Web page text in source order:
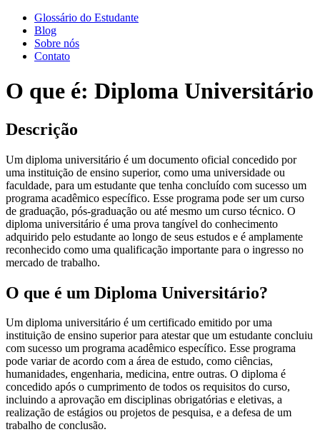
Glossário do Estudante
Blog
Sobre nós
Contato
O que é: Diploma Universitário
Descrição
Um diploma universitário é um documento oficial concedido por
uma instituição de ensino superior, como uma universidade ou
faculdade, para um estudante que tenha concluído com sucesso um
programa acadêmico específico. Esse programa pode ser um curso
de graduação, pós-graduação ou até mesmo um curso técnico. O
diploma universitário é uma prova tangível do conhecimento
adquirido pelo estudante ao longo de seus estudos e é amplamente
reconhecido como uma qualificação importante para o ingresso no
mercado de trabalho.
O que é um Diploma Universitário?
Um diploma universitário é um certificado emitido por uma
instituição de ensino superior para atestar que um estudante concluiu
com sucesso um programa acadêmico específico. Esse programa
pode variar de acordo com a área de estudo, como ciências,
humanidades, engenharia, medicina, entre outras. O diploma é
concedido após o cumprimento de todos os requisitos do curso,
incluindo a aprovação em disciplinas obrigatórias e eletivas, a
realização de estágios ou projetos de pesquisa, e a defesa de um
trabalho de conclusão.